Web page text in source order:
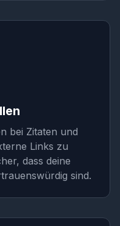
bei Zitaten und
Links zu
dass deine
sind.